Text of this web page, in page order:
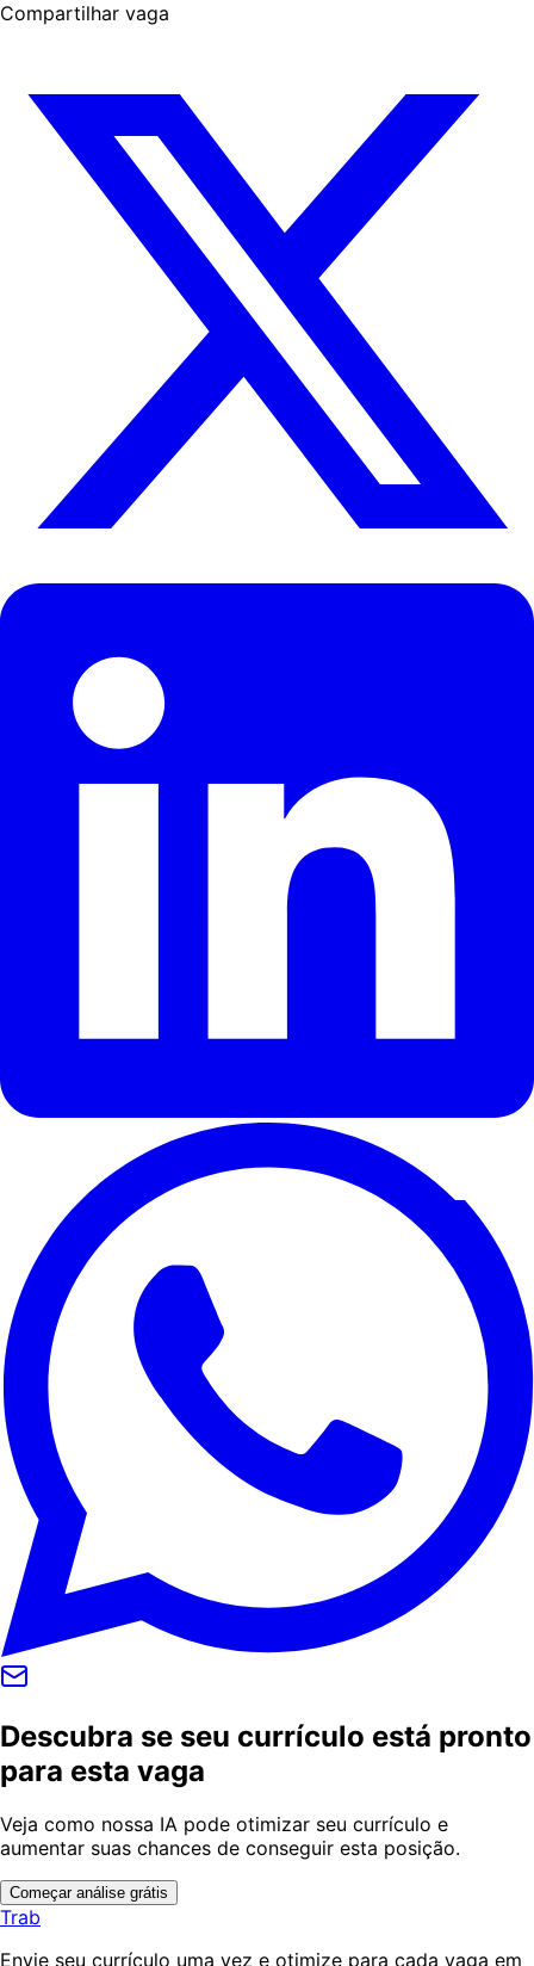
Compartilhar vaga
Descubra se seu currículo está pronto
para esta vaga
Veja como nossa IA pode otimizar seu currículo e
aumentar suas chances de conseguir esta posição.
Começar análise grátis
Trab
Envie seu currículo uma vez e otimize para cada vaga em